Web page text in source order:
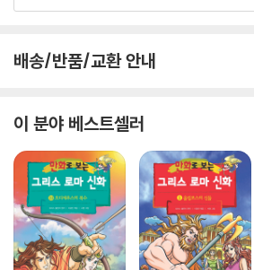
배송/반품/교환 안내
이 분야 베스트셀러